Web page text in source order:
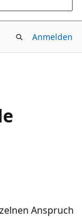
Anmelden
Anspruch